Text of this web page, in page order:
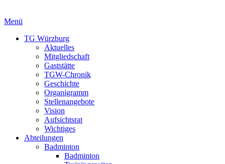
Menü
TG Würzburg
Aktuelles
Mitgliedschaft
Gaststätte
TGW-Chronik
Geschichte
Organigramm
Stellenangebote
Vision
Aufsichtsrat
Wichtiges
Abteilungen
Badminton
Badminton